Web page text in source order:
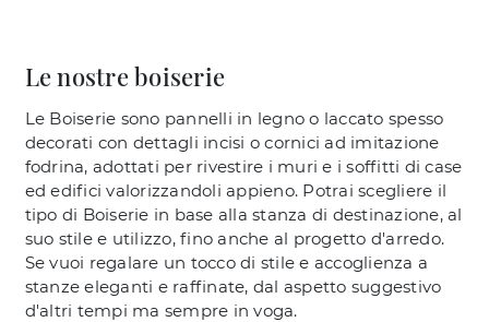
Le nostre boiserie
Le Boiserie sono pannelli in legno o laccato spesso
decorati con dettagli incisi o cornici ad imitazione
fodrina, adottati per rivestire i muri e i soffitti di case
ed edifici valorizzandoli appieno. Potrai scegliere il
tipo di Boiserie in base alla stanza di destinazione, al
suo stile e utilizzo, fino anche al progetto d'arredo.
Se vuoi regalare un tocco di stile e accoglienza a
stanze eleganti e raffinate, dal aspetto suggestivo
d'altri tempi ma sempre in voga.